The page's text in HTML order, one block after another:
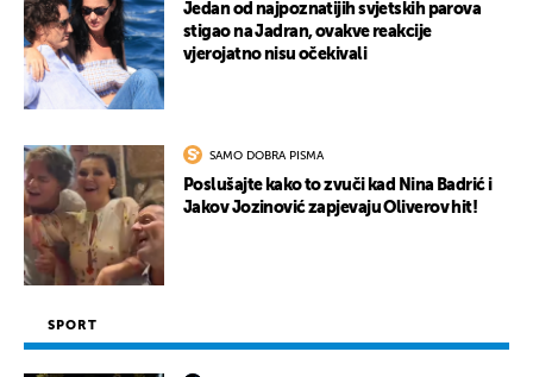
Jedan od najpoznatijih svjetskih parova
stigao na Jadran, ovakve reakcije
vjerojatno nisu očekivali
SAMO DOBRA PISMA
Poslušajte kako to zvuči kad Nina Badrić i
Jakov Jozinović zapjevaju Oliverov hit!
SPORT